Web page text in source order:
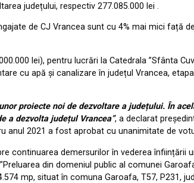
județului, respectiv 277.085.000 lei .
de CJ Vrancea sunt cu 4% mai mici față
lei), pentru lucrări la Catedrala ”Sfânta
cu apă și canalizare în județul Vrancea, etapa
proiecte noi de dezvoltare a județului. În
a dezvolta județul Vrancea”, a declarat
anul 2021 a fost aprobat cu unanimitate de
continuarea demersurilor în vederea înființării
din domeniul public al comunei
mp, situat în comuna Garoafa, T57, P231,